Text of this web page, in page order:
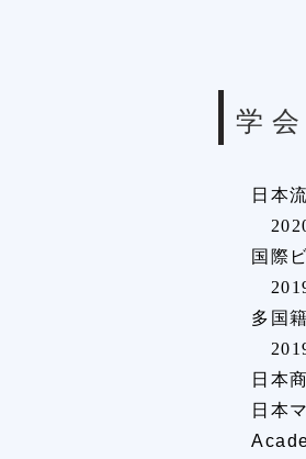
学
日本
国際
多国
日本
日本